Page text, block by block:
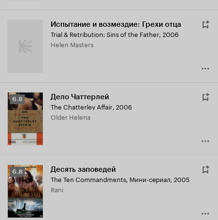
Испытание и возмездие: Грехи отца
Trial & Retribution: Sins of the Father, 2006
Helen Masters
Рейтинг
Кинопоиска
6.8
6.8 Дело Чаттерлей
The Chatterley Affair, 2006
Older Helena
Рейтинг
Кинопоиска
6.8
6.8 Десять заповедей
The Ten Commandments, Мини-сериал, 2005
Rani